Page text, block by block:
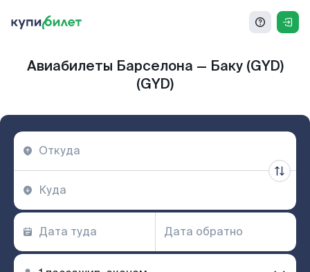
Авиабилеты Барселона — Баку (GYD)
(GYD)